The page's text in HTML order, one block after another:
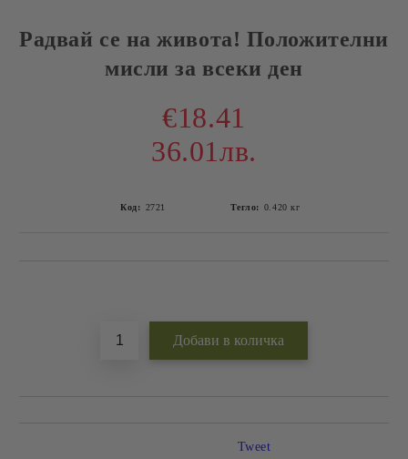
Радвай се на живота! Положителни
мисли за всеки ден
€18.41
36.01лв.
Код: 2721 Тегло: 0.420 кг
Tweet